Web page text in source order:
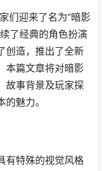
们迎来了名为“暗影
了经典的角色扮演
创造，推出了全新
本篇文章将对暗影
故事背景及玩家探
魅力。
有特殊的视觉风格